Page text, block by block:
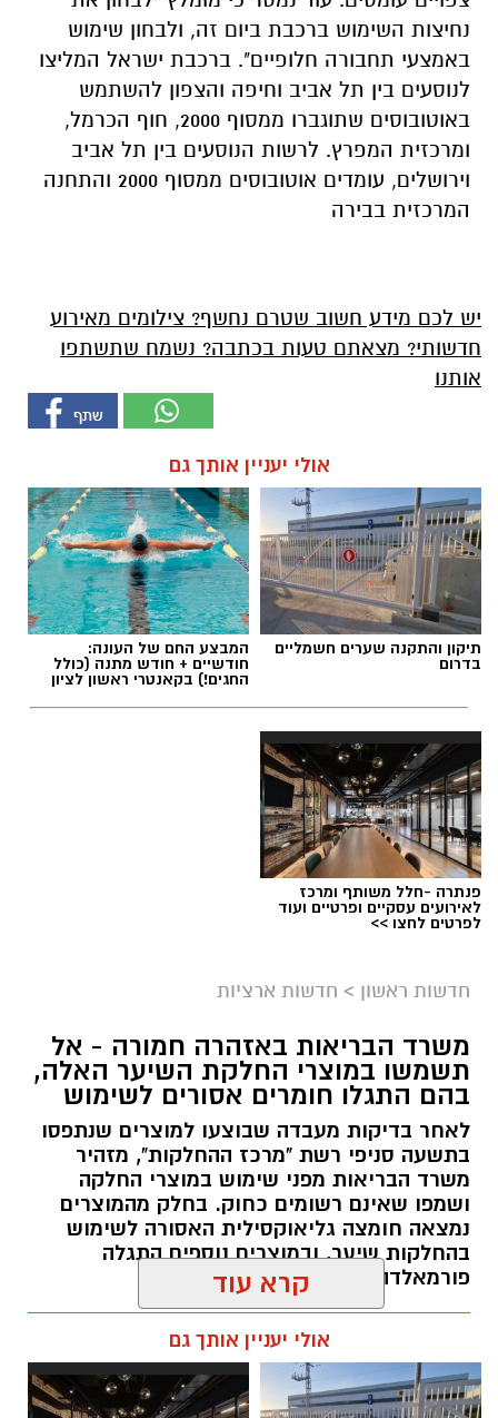
נחיצות השימוש ברכבת ביום זה, ולבחון שימוש
באמצעי תחבורה חלופיים". ברכבת ישראל המליצו
לנוסעים בין תל אביב וחיפה והצפון להשתמש
באוטובוסים שתוגברו ממסוף 2000, חוף הכרמל,
ומרכזית המפרץ. לרשות הנוסעים בין תל אביב
וירושלים, עומדים אוטובוסים ממסוף 2000 והתחנה
המרכזית בבירה
יש לכם מידע חשוב שטרם נחשף? צילומים מאירוע
חדשותי? מצאתם טעות בכתבה? נשמח שתשתפו
אותנו
אולי יעניין אותך גם
תיקון והתקנה שערים חשמליים
בדרום
המבצע החם של העונה:
חודשיים + חודש מתנה (כולל
החגים!) בקאנטרי ראשון לציון
פנתרה -חלל משותף ומרכז
לאירועים עסקיים ופרטיים ועוד
לפרטים לחצו >>
חדשות ראשון > חדשות ארציות
משרד הבריאות באזהרה חמורה - אל
תשמשו במוצרי החלקת השיער האלה,
בהם התגלו חומרים אסורים לשימוש
לאחר בדיקות מעבדה שבוצעו למוצרים שנתפסו
בתשעה סניפי רשת "מרכז ההחלקות", מזהיר
משרד הבריאות מפני שימוש במוצרי החלקה
ושמפו שאינם רשומים כחוק. בחלק מהמוצרים
נמצאה חומצה גליאוקסילית האסורה לשימוש
בהחלקות שיער, ובמוצרים נוספים התגלה
פורמאלדהיד - חומר המוגדר כמסרטן
קרא עוד
אולי יעניין אותך גם